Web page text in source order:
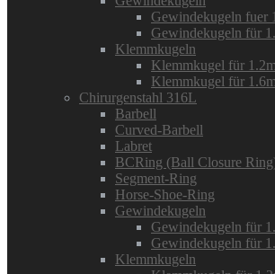
Gewindekugeln fuer
Gewindekugeln für
Klemmkugeln
Klemmkugel für
Klemmkugel für
Chirurgenstahl 316L
Barbell
Curved-Barbell
Labret
BCRing (Ball Closure
Segment-Ring
Horse-Shoe-Ring
Gewindekugeln
Gewindekugeln für
Gewindekugeln für
Klemmkugeln